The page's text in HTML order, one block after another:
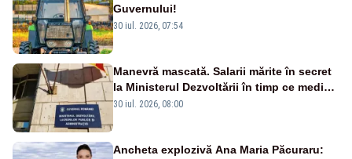
Guvernului!
30 iul. 2026, 07:54
Manevră mascată. Salarii mărite în secret
la Ministerul Dezvoltării în timp ce medicii
ies în stradă
30 iul. 2026, 08:00
Ancheta explozivă Ana Maria Păcuraru: